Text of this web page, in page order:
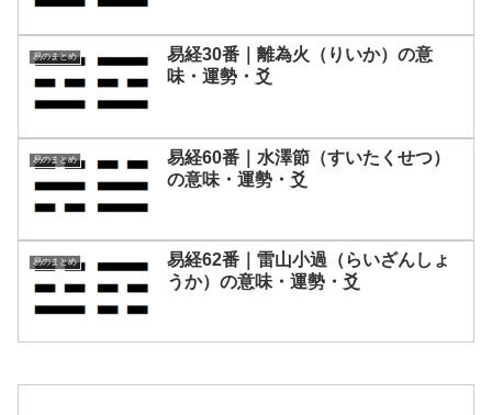
易のまとめ
易経30番｜離為火（りいか）の意
味・運勢・爻
易のまとめ
易経60番｜水澤節（すいたくせつ）
の意味・運勢・爻
易のまとめ
易経62番｜雷山小過（らいざんしょ
うか）の意味・運勢・爻